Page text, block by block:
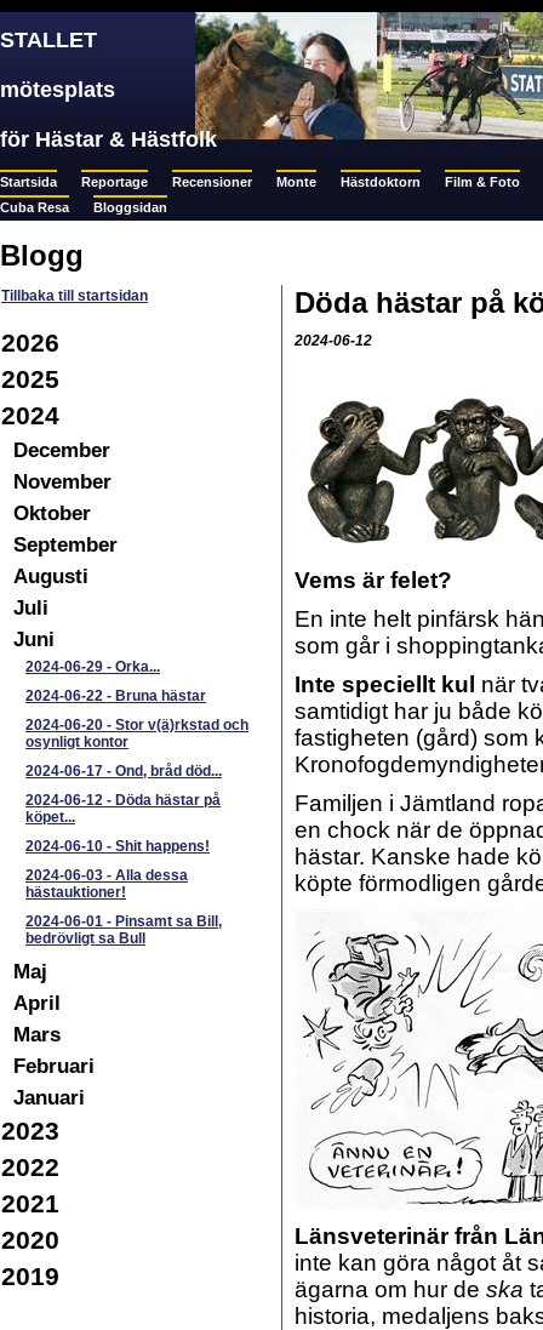
STALLET
mötesplats
för Hästar & Hästfolk
Startsida Reportage Recensioner Monte Hästdoktorn
Film & Foto
Cuba Resa
Bloggsidan
Blogg
Tillbaka till startsidan
2026
2025
2024
December
November
Oktober
September
Augusti
Juli
Juni
2024-06-29 - Orka...
2024-06-22 - Bruna hästar
2024-06-20 - Stor v(ä)rkstad och
osynligt kontor
2024-06-17 - Ond, bråd död...
2024-06-12 - Döda hästar på
köpet...
2024-06-10 - Shit happens!
2024-06-03 - Alla dessa
hästauktioner!
2024-06-01 - Pinsamt sa Bill,
bedrövligt sa Bull
Maj
April
Mars
Februari
Januari
2023
2022
2021
2020
2019
Döda hästar på
2024-06-12
Vems är felet?
En inte helt pinfärsk
som går i
Inte speciellt kul när
samtidigt har ju både
fastigheten (gård) som
Familjen i Jämtland
en chock när de
hästar. Kanske hade
köpte förmodligen
Länsveterinär från
inte kan göra något åt
ägarna om hur de ska
historia, medaljens